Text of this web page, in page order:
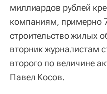
миллиардов рублей
компаниям, примерно
строительство жилых
вторник журналистам
второго по величине
Павел Косов.